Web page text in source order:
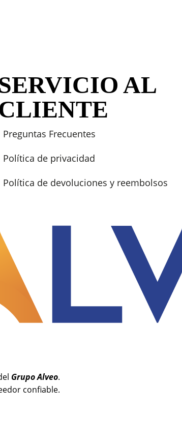
AL
Preguntas Frecuentes
Política de privacidad
Política de devoluciones y reembolsos
Grupo Alveo.
confiable.